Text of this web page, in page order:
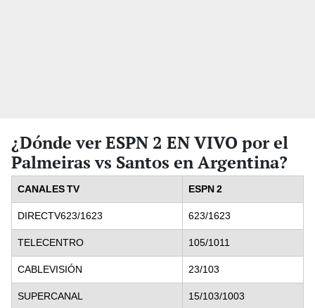
¿Dónde ver ESPN 2 EN VIVO por el
Palmeiras vs Santos en Argentina?
CANALES TV ESPN 2
DIRECTV623/1623 623/1623
TELECENTRO 105/1011
CABLEVISIÓN 23/103
SUPERCANAL 15/103/1003